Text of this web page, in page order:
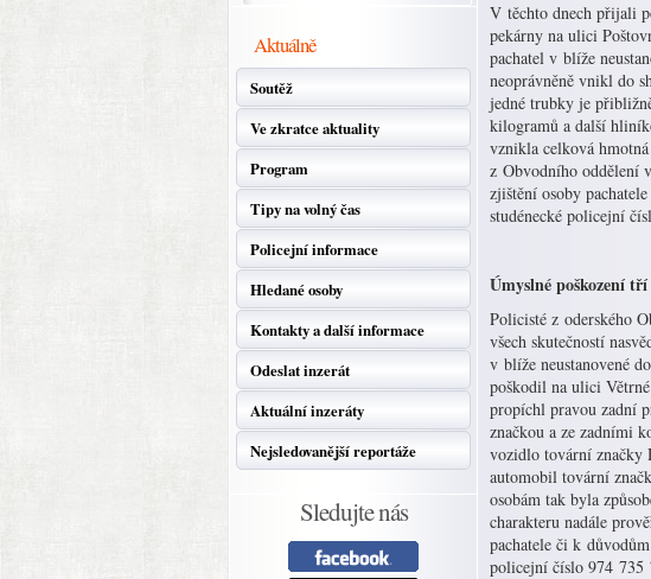
Aktuálně
Soutěž
Ve zkratce aktuality
Program
Tipy na volný čas
Policejní informace
Hledané osoby
Kontakty a další informace
Odeslat inzerát
Aktuální inzeráty
Nejsledovanější reportáže
Sledujte nás
V těchto dnech přijali
pekárny na ulici
pachatel v blíže
neoprávněně vnikl do
jedné trubky je
kilogramů a další
vznikla celková
z Obvodního oddělení
zjištění osoby
studénecké policejní
Úmyslné poškození
Policisté z oderského
všech skutečností
v blíže neustanovené
poškodil na ulici
propíchl pravou zadní
značkou a ze zadními
vozidlo tovární značky
automobil tovární
osobám tak byla
charakteru nadále
pachatele či k
policejní číslo 974 735